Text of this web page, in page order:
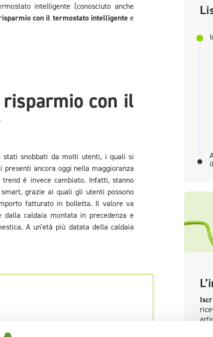
intelligente (conosciuto anche
con il termostato intelligente e
con il
snobbati da molti utenti, i quali si
ancora oggi nella maggioranza
è invece cambiato. Infatti, stanno
grazie ai quali gli utenti possono
fatturato in bolletta. Il valore va
caldaia montata in precedenza e
A un'età più datata della caldaia